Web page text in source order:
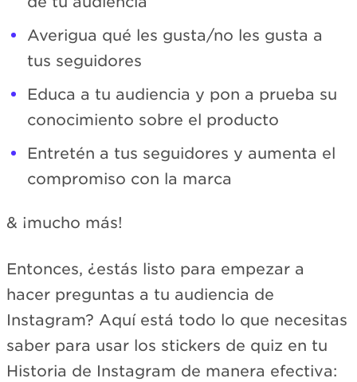
Averigua qué les gusta/no les gusta a
tus seguidores
Educa a tu audiencia y pon a prueba su
conocimiento sobre el producto
Entretén a tus seguidores y aumenta el
compromiso con la marca
& ¡mucho más!
Entonces, ¿estás listo para empezar a
hacer preguntas a tu audiencia de
Instagram? Aquí está todo lo que necesitas
saber para usar los stickers de quiz en tu
Historia de Instagram de manera efectiva: